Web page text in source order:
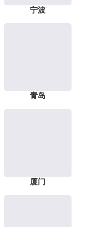
宁波
青岛
厦门